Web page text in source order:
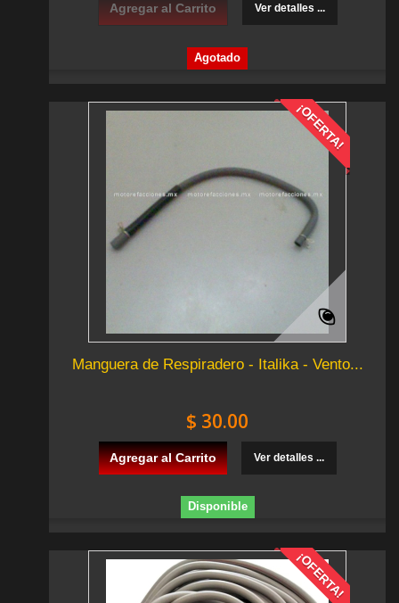
Agregar al Carrito Ver detalles ...
Agotado
¡OFERTA!
Manguera de Respiradero - Italika - Vento...
$ 30.00
Agregar al Carrito Ver detalles ...
Disponible
¡OFERTA!